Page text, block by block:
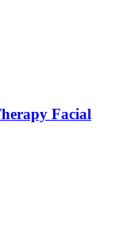
Facial